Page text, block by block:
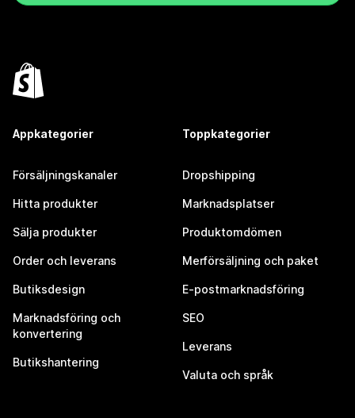
Appkategorier
Försäljningskanaler
Hitta produkter
Sälja produkter
Order och leverans
Butiksdesign
Marknadsföring och
konvertering
Butikshantering
Toppkategorier
Dropshipping
Marknadsplatser
Produktomdömen
Merförsäljning och paket
E-postmarknadsföring
SEO
Leverans
Valuta och språk